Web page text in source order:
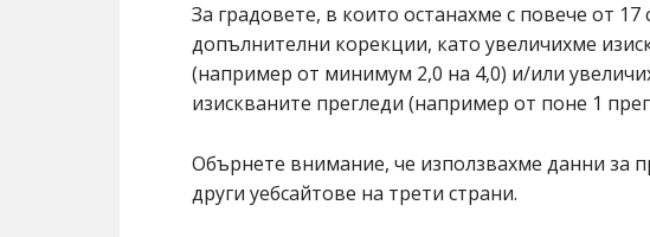
За градовете, в които останахме с повече от
допълнителни корекции, като увеличихме
(например от минимум 2,0 на 4,0) и/или
изискваните прегледи (например от поне 1
Обърнете внимание, че използвахме данни за
други уебсайтове на трети страни.